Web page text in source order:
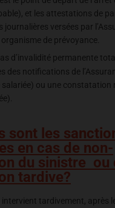
et les attestations de
journalières versées par
de prévoyance.
d’invalidité permanente
des notifications de
salariée) ou une constatation
sont les
en cas de non-
du sinistre ou
tardive?
tardivement, après